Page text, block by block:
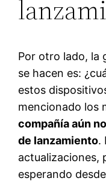
Por otro lado, la
se hacen es:
estos
mencionado los
compañía aún
de lanzamiento.
actualizaciones,
esperando